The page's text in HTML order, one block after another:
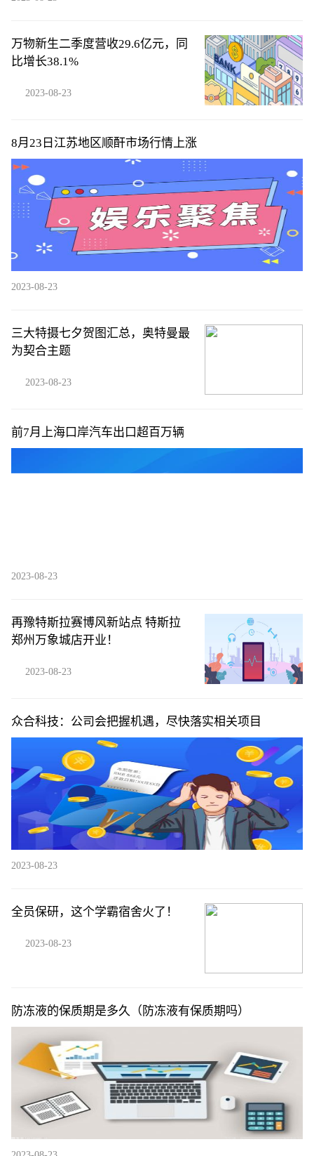
万物新生二季度营收29.6亿元，同
比增长38.1%
2023-08-23
8月23日江苏地区顺酐市场行情上涨
2023-08-23
三大特摄七夕贺图汇总，奥特曼最
为契合主题
2023-08-23
前7月上海口岸汽车出口超百万辆
2023-08-23
再豫特斯拉赛博风新站点 特斯拉
郑州万象城店开业！
2023-08-23
众合科技：公司会把握机遇，尽快落实相关项目
2023-08-23
全员保研，这个学霸宿舍火了！
2023-08-23
防冻液的保质期是多久（防冻液有保质期吗）